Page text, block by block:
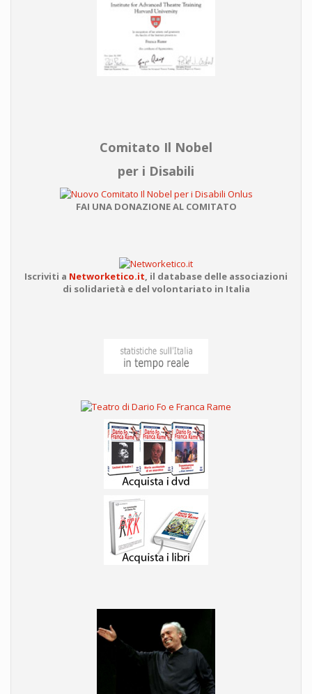
Comitato Il Nobel
per i Disabili
FAI UNA DONAZIONE AL COMITATO
Iscriviti a Networketico.it, il database delle associazioni
di solidarietà e del volontariato in Italia